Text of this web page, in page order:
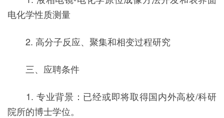
电化学性质测量
2. 高分子反应、聚集和相变过程研究
三、应聘条件
1. 专业背景：已经或即将取得国内外高校/科研
院所的博士学位。